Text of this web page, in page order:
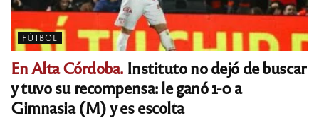
FÚTBOL
En Alta Córdoba.Instituto no dejó de buscar
y tuvo su recompensa: le ganó 1-0 a
Gimnasia (M) y es escolta